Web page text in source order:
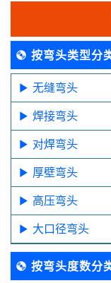
按弯头类型分
无缝弯头
焊接弯头
对焊弯头
厚壁弯头
高压弯头
大口径弯头
按弯头度数分